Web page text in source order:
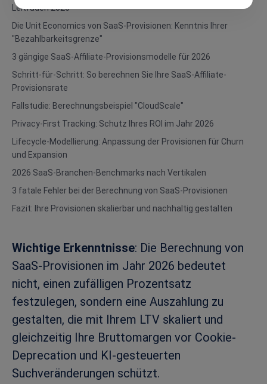
Leitfaden 2026
Die Unit Economics von SaaS-Provisionen: Kenntnis Ihrer
"Bezahlbarkeitsgrenze"
3 gängige SaaS-Affiliate-Provisionsmodelle für 2026
Schritt-für-Schritt: So berechnen Sie Ihre SaaS-Affiliate-
Provisionsrate
Fallstudie: Berechnungsbeispiel "CloudScale"
Privacy-First Tracking: Schutz Ihres ROI im Jahr 2026
Lifecycle-Modellierung: Anpassung der Provisionen für Churn
und Expansion
2026 SaaS-Branchen-Benchmarks nach Vertikalen
3 fatale Fehler bei der Berechnung von SaaS-Provisionen
Fazit: Ihre Provisionen skalierbar und nachhaltig gestalten
Wichtige Erkenntnisse: Die Berechnung von
SaaS-Provisionen im Jahr 2026 bedeutet
nicht, einen zufälligen Prozentsatz
festzulegen, sondern eine Auszahlung zu
gestalten, die mit Ihrem LTV skaliert und
gleichzeitig Ihre Bruttomargen vor Cookie-
Deprecation und KI-gesteuerten
Suchveränderungen schützt.